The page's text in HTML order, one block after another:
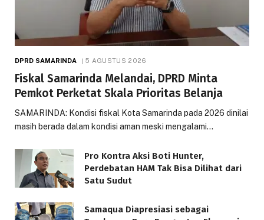
DPRD SAMARINDA 5 AGUSTUS 2026
Fiskal Samarinda Melandai, DPRD Minta
Pemkot Perketat Skala Prioritas Belanja
SAMARINDA: Kondisi fiskal Kota Samarinda pada 2026 dinilai
masih berada dalam kondisi aman meski mengalami…
Pro Kontra Aksi Boti Hunter,
Perdebatan HAM Tak Bisa Dilihat dari
Satu Sudut
Samaqua Diapresiasi sebagai